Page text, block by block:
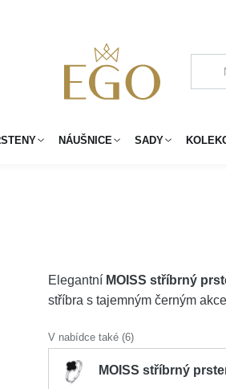
NÁUŠNICE SADY
Elegantní MOISS stříbrný
stříbra s tajemným černým
V nabídce také (6)
MOISS stříbrný